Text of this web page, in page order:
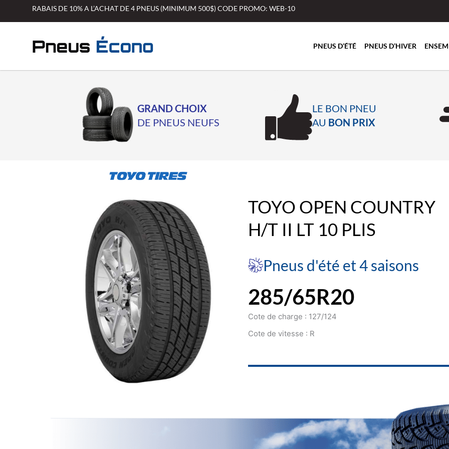
RABAIS DE 10% A L’ACHAT DE 4 PNEUS (MINIMUM 500$) CODE PROMO: WEB-10
PNEUS D’ÉTÉ PNEUS D’HIVER
GRAND CHOIX
DE PNEUS NEUFS
LE BON PNEU
AU BON PRIX
TOYO OPEN COUNTRY
H/T II LT 10 PLIS
Pneus d'été et 4 saisons
285/65R20
Cote de charge : 127/124
Cote de vitesse : R